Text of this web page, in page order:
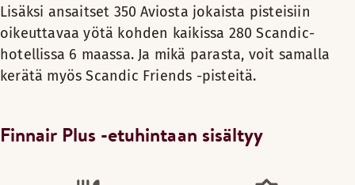
Lisäksi ansaitset 350 Aviosta jokaista pisteisiin
oikeuttavaa yötä kohden kaikissa 280 Scandic-
hotellissa 6 maassa. Ja mikä parasta, voit samalla
kerätä myös Scandic Friends -pisteitä.
Finnair Plus -etuhintaan sisältyy